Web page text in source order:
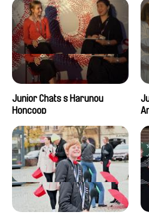
Junior Chats s Harunou
Honcoop